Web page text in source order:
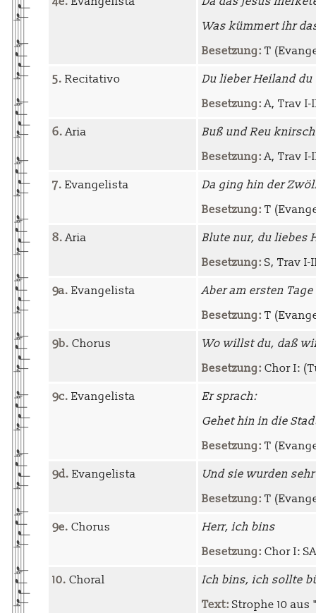
Was kümmert ihr
Besetzung: T
5. Recitativo
Du lieber Heiland du
Besetzung:A, Trav I-
6.Aria
Buß und Reu
Besetzung:A, Trav I-
7. Evangelista
Da ging hin der
Besetzung: T
8.Aria
Blute nur, du liebes
Besetzung: S, Trav I-
9a. Evangelista
Aber am ersten
Besetzung: T
9b. Chorus
Wo willst du, daß
Besetzung: Chor I:
9c. Evangelista
Er sprach:
Gehet hin in die
Besetzung: T
9d. Evangelista
Und sie wurden
Besetzung: T
9e. Chorus
Herr, ich bins
Besetzung: Chor I:
10. Choral
Ich bins, ich sollte
Text: Strophe 10